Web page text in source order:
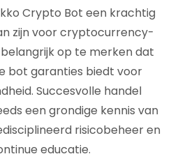
Crypto Bot een krachtig
zijn voor cryptocurrency-
op te merken dat
bot garanties biedt voor
Succesvolle handel
een grondige kennis van
risicobeheer en
educatie.